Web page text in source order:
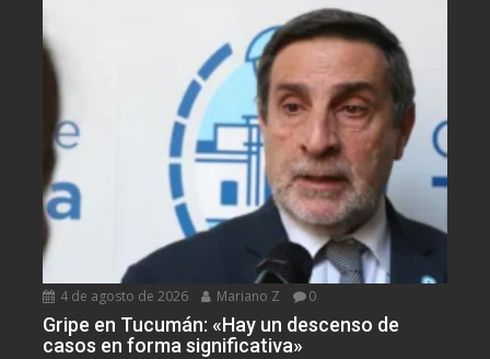
4 de agosto de 2026 Mariano Z 0
Gripe en Tucumán: «Hay un descenso de
casos en forma significativa»